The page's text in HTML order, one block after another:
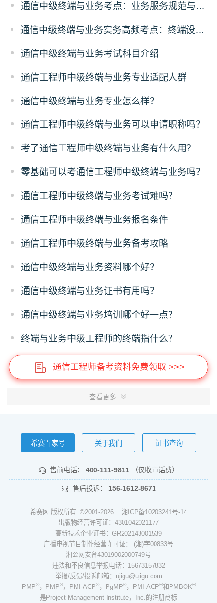
通信中级终端与业务考点：业务服务规范与合规
通信中级终端与业务实务高频考点：终端设备故障排查解析
通信中级终端与业务考试科目介绍
通信工程师中级终端与业务专业适配人群
通信中级终端与业务专业怎么样？
通信工程师中级终端与业务可以申请职称吗？
考了通信工程师中级终端与业务有什么用？
零基础可以考通信工程师中级终端与业务吗？
通信工程师中级终端与业务考试难吗？
通信工程师中级终端与业务报名条件
通信工程师中级终端与业务备考攻略
通信中级终端与业务资料哪个好？
通信中级终端与业务证书有用吗？
通信中级终端与业务培训哪个好一点？
终端与业务中级工程师的终端指什么？
通信工程师备考资料免费领取 >>>
查看更多
希赛百家号 关于我们 证书查询
售前电话： 400-111-9811 （仅收市话费）
售后投诉： 156-1612-8671
希赛网 版权所有 ©2001-2026 湘ICP备10203241号-14
出版物经营许可证：4301042021177
高新技术企业证书：GR202143001539
广播电视节目制作经营许可证： (湘)字00833号
湘公网安备43019002000749号
违法和不良信息举报电话：15673157832
举报/反馈/投诉邮箱：ujigu@ujigu.com
PMP®，PMP®，PMI-ACP®，PgMP®，PMI-ACP®和PMBOK®
是Project Management Institute，Inc.的注册商标